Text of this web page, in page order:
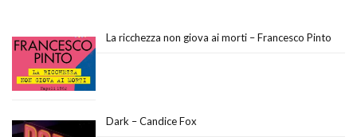
La ricchezza non giova ai morti – Francesco Pinto
Dark – Candice Fox